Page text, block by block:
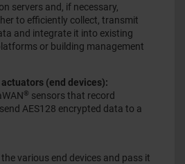
servers and, if necessary,
to efficiently collect, transmit
and integrate it into existing
or building management
(end devices):
® sensors that record
AES128 encrypted data to a
various end devices and pass it